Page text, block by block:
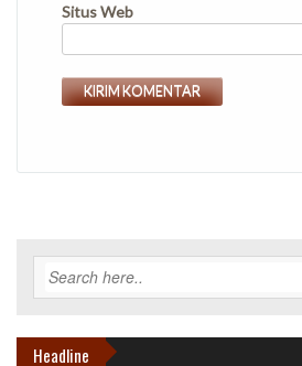
Situs Web
Headline